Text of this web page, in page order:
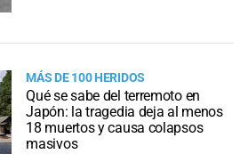
MÁS DE 100 HERIDOS
Qué se sabe del terremoto en
Japón: la tragedia deja al menos
18 muertos y causa colapsos
masivos